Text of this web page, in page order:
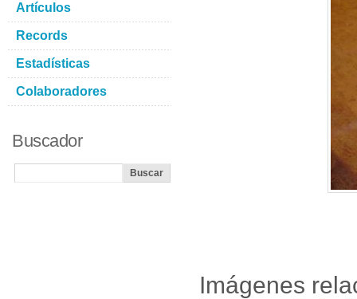
Imágenes
Artículos
Records
Estadísticas
Colaboradores
Buscador